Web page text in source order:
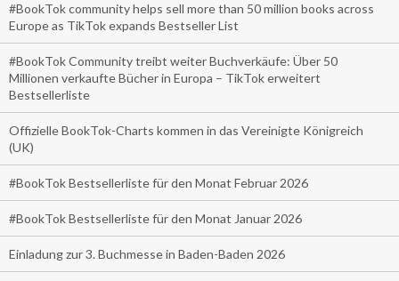
#BookTok community helps sell more than 50 million books across
Europe as TikTok expands Bestseller List
#BookTok Community treibt weiter Buchverkäufe: Über 50
Millionen verkaufte Bücher in Europa – TikTok erweitert
Bestsellerliste
Offizielle BookTok-Charts kommen in das Vereinigte Königreich
(UK)
#BookTok Bestsellerliste für den Monat Februar 2026
#BookTok Bestsellerliste für den Monat Januar 2026
Einladung zur 3. Buchmesse in Baden-Baden 2026